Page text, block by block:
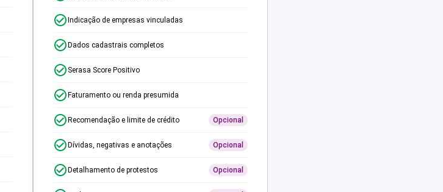
Indicação de empresas vinculadas
Dados cadastrais completos
Serasa Score Positivo
Faturamento ou renda presumida
Recomendação e limite de crédito Opcional
Dívidas, negativas e anotações Opcional
Detalhamento de protestos Opcional